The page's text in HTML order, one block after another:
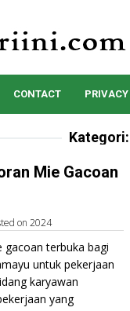
CONTACT
Kategori:
Mie Gacoan
on 2024
gacoan terbuka bagi
untuk pekerjaan
karyawan
yang